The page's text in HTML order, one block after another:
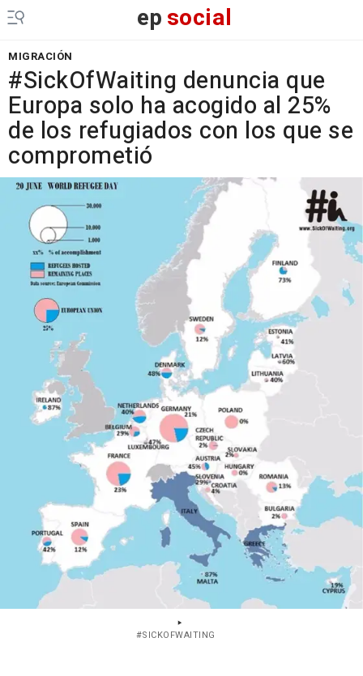
epsocial
MIGRACIÓN
#SickOfWaiting denuncia que
Europa solo ha acogido al 25%
de los refugiados con los que se
comprometió
#SICKOFWAITING